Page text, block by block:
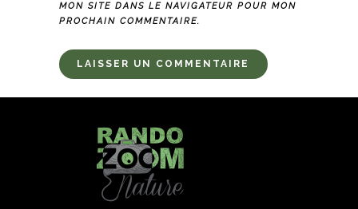
MON SITE DANS LE NAVIGATEUR POUR MON
PROCHAIN COMMENTAIRE.